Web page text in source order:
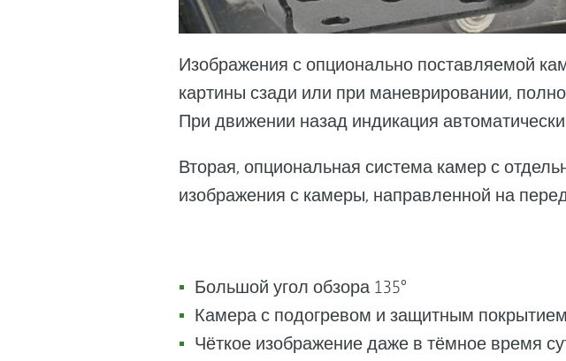
Изображения с опционально поставляемой
картины сзади или при маневрировании,
При движении назад индикация автоматически
Вторая, опциональная система камер с
изображения с камеры, направленной на
Большой угол обзора 135°
Камера с подогревом и защитным покрытием
Чёткое изображение даже в тёмное время